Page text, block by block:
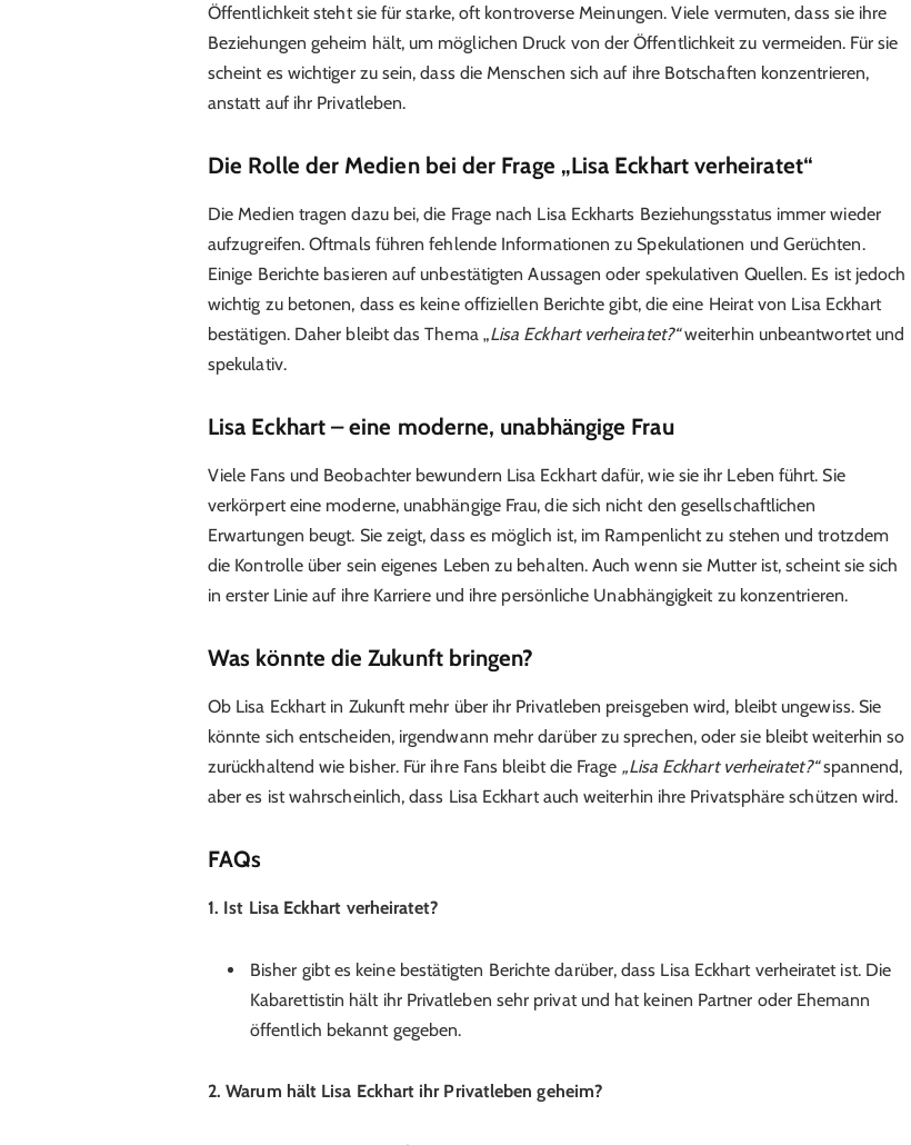
Öffentlichkeit steht sie für starke, oft kontroverse Meinungen. Viele vermuten, dass sie ihre
Beziehungen geheim hält, um möglichen Druck von der Öffentlichkeit zu vermeiden. Für sie
scheint es wichtiger zu sein, dass die Menschen sich auf ihre Botschaften konzentrieren,
anstatt auf ihr Privatleben.
Die Rolle der Medien bei der Frage „Lisa Eckhart verheiratet“
Die Medien tragen dazu bei, die Frage nach Lisa Eckharts Beziehungsstatus immer wieder
aufzugreifen. Oftmals führen fehlende Informationen zu Spekulationen und Gerüchten.
Einige Berichte basieren auf unbestätigten Aussagen oder spekulativen Quellen. Es ist jedoch
wichtig zu betonen, dass es keine offiziellen Berichte gibt, die eine Heirat von Lisa Eckhart
bestätigen. Daher bleibt das Thema „Lisa Eckhart verheiratet?“weiterhin unbeantwortet und
spekulativ.
Lisa Eckhart – eine moderne, unabhängige Frau
Viele Fans und Beobachter bewundern Lisa Eckhart dafür, wie sie ihr Leben führt. Sie
verkörpert eine moderne, unabhängige Frau, die sich nicht den gesellschaftlichen
Erwartungen beugt. Sie zeigt, dass es möglich ist, im Rampenlicht zu stehen und trotzdem
die Kontrolle über sein eigenes Leben zu behalten. Auch wenn sie Mutter ist, scheint sie sich
in erster Linie auf ihre Karriere und ihre persönliche Unabhängigkeit zu konzentrieren.
Was könnte die Zukunft bringen?
Ob Lisa Eckhart in Zukunft mehr über ihr Privatleben preisgeben wird, bleibt ungewiss. Sie
könnte sich entscheiden, irgendwann mehr darüber zu sprechen, oder sie bleibt weiterhin so
zurückhaltend wie bisher. Für ihre Fans bleibt die Frage „Lisa Eckhart verheiratet?“spannend,
aber es ist wahrscheinlich, dass Lisa Eckhart auch weiterhin ihre Privatsphäre schützen wird.
FAQs
1. Ist Lisa Eckhart verheiratet?
Bisher gibt es keine bestätigten Berichte darüber, dass Lisa Eckhart verheiratet ist. Die
Kabarettistin hält ihr Privatleben sehr privat und hat keinen Partner oder Ehemann
öffentlich bekannt gegeben.
2. Warum hält Lisa Eckhart ihr Privatleben geheim?